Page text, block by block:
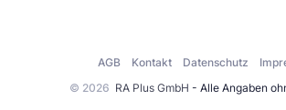
© 2026 RA Plus GmbH - Alle Angaben
AGB Kontakt Datenschutz